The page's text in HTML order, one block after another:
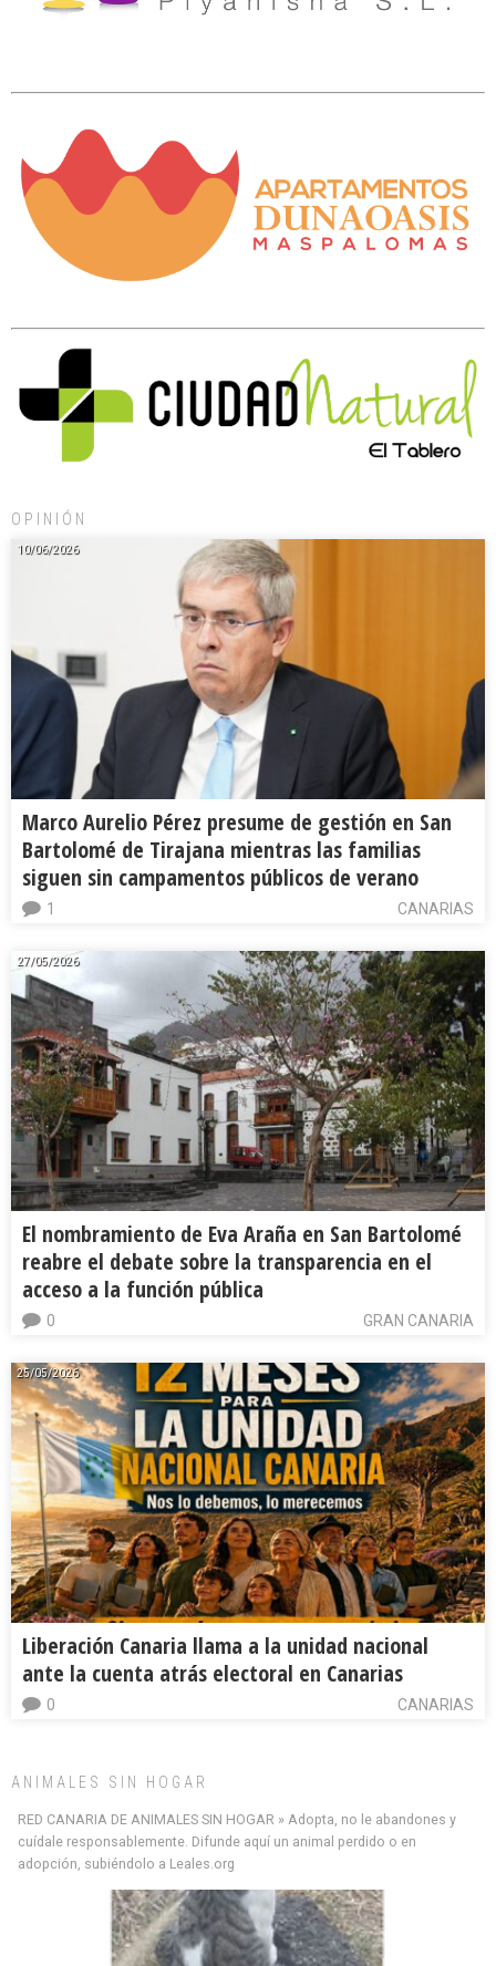
OPINIÓN
10/06/2026
Marco Aurelio Pérez presume de gestión en San
Bartolomé de Tirajana mientras las familias
siguen sin campamentos públicos de verano
CANARIAS
1
27/05/2026
El nombramiento de Eva Araña en San Bartolomé
reabre el debate sobre la transparencia en el
acceso a la función pública
GRAN CANARIA
0
25/05/2026
Liberación Canaria llama a la unidad nacional
ante la cuenta atrás electoral en Canarias
CANARIAS
0
ANIMALES SIN HOGAR
RED CANARIA DE ANIMALES SIN HOGAR » Adopta, no le abandones y
cuídale responsablemente. Difunde aquí un animal perdido o en
adopción, subiéndolo a Leales.org